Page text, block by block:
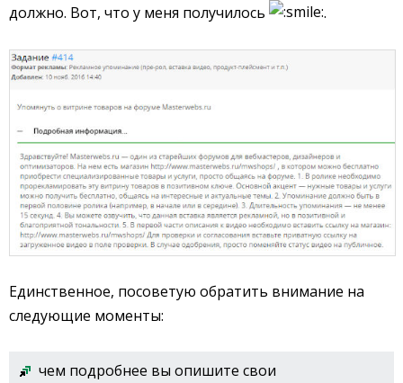
должно. Вот, что у меня получилось
.
Единственное, посоветую обратить внимание на
следующие моменты:
чем подробнее вы опишите свои